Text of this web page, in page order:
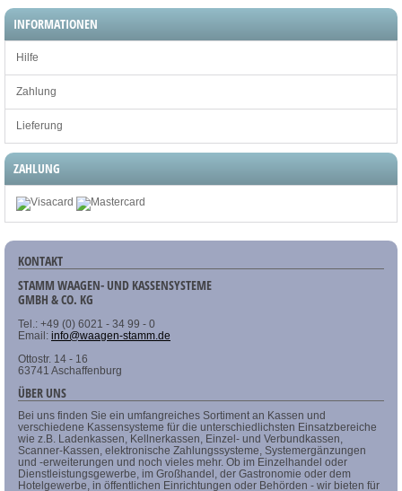
INFORMATIONEN
Hilfe
Zahlung
Lieferung
ZAHLUNG
KONTAKT
STAMM WAAGEN- UND KASSENSYSTEME
GMBH & CO. KG
Tel.: +49 (0) 6021 - 34 99 - 0
Email: info@waagen-stamm.de
Ottostr. 14 - 16
63741 Aschaffenburg
ÜBER UNS
Bei uns finden Sie ein umfangreiches Sortiment an Kassen und
verschiedene Kassensysteme für die unterschiedlichsten Einsatzbereiche
wie z.B. Ladenkassen, Kellnerkassen, Einzel- und Verbundkassen,
Scanner-Kassen, elektronische Zahlungssysteme, Systemergänzungen
und -erweiterungen und noch vieles mehr. Ob im Einzelhandel oder
Dienstleistungsgewerbe, im Großhandel, der Gastronomie oder dem
Hotelgewerbe, in öffentlichen Einrichtungen oder Behörden - wir bieten für